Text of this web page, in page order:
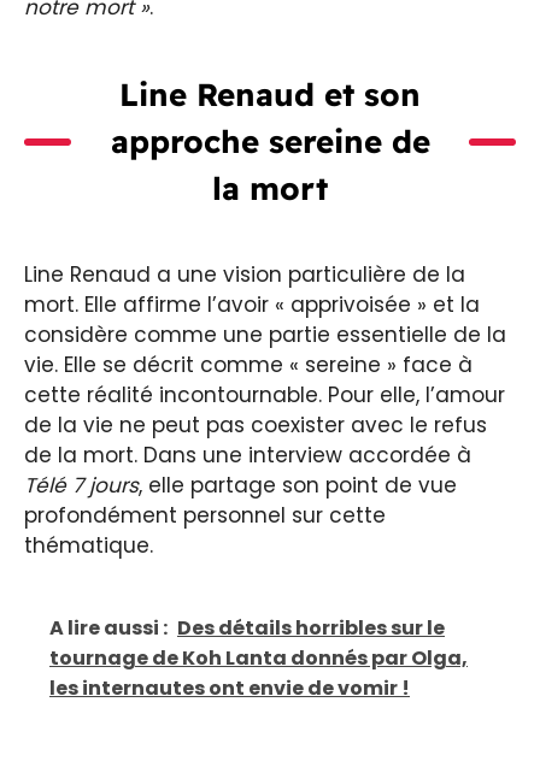
notre mort ».
Line Renaud et son
approche sereine de
la mort
Line Renaud a une vision particulière de la
mort. Elle affirme l’avoir « apprivoisée » et la
considère comme une partie essentielle de la
vie. Elle se décrit comme « sereine » face à
cette réalité incontournable. Pour elle, l’amour
de la vie ne peut pas coexister avec le refus
de la mort. Dans une interview accordée à
Télé 7 jours, elle partage son point de vue
profondément personnel sur cette
thématique.
A lire aussi : Des détails horribles sur le
tournage de Koh Lanta donnés par Olga,
les internautes ont envie de vomir !